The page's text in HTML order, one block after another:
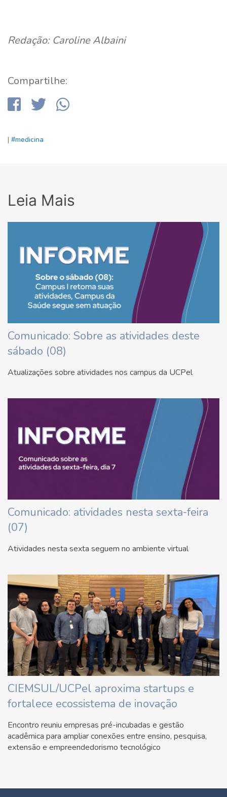
Redação: Caroline Albaini
Compartilhe:
| #medicina
Leia Mais
Comunicado: Sobre as atividades deste
sábado (08)
Atualizações sobre atividades nos campus da UCPel
Comunicado: atividades nesta sexta-feira
(07)
Atividades nesta sexta seguem no ambiente virtual
CIEMSUL/UCPel aproxima startups e
fortalece ecossistema de inovação
Encontro reuniu empresas pré-incubadas e gestão
acadêmica para ampliar conexões entre ensino, pesquisa,
extensão e empreendedorismo tecnológico